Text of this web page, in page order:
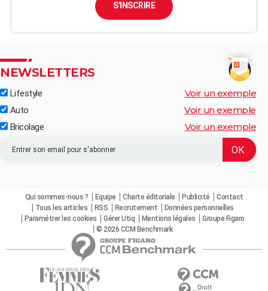
S'INSCRIRE
NEWSLETTERS
Lifestyle Voir un exemple
Auto Voir un exemple
Bricolage Voir un exemple
Qui sommes-nous ? Equipe Charte éditoriale Publicité
Contact
Tous les articles
RSS Recrutement
Données personnelles
Paramétrer les cookies
Gérer Utiq Mentions légales
Groupe Figaro
© 2026 CCM Benchmark